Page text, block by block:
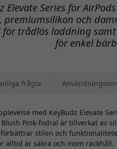
Elevate Series för
premiumsilikon och
för trådlös laddning
för enkel
frågor
med KeyBudz Elevate
Blush Pink-fodral är tillverkat av
stilen och
alltid är säkra och inom räckhåll.